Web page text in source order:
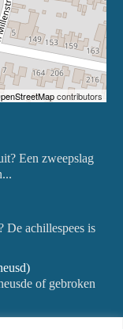
contributors
Een zweepslag
De achillespees is
of gebroken